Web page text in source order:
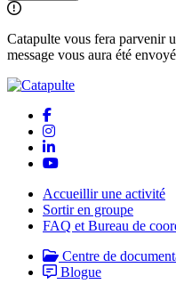
Catapulte vous fera parvenir
message vous aura été
Accueillir une activité
Sortir en groupe
FAQ et Bureau de
Centre de
Blogue